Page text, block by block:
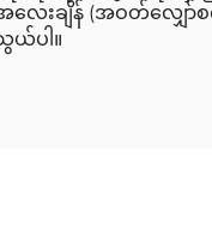
ချိန် (အဝတ်လျှော်
ယ်ပါ။